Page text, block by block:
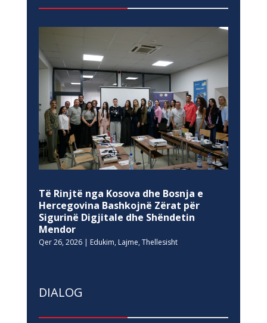
Të Rinjtë nga Kosova dhe Bosnja e
Hercegovina Bashkojnë Zërat për
Sigurinë Digjitale dhe Shëndetin
Mendor
Qer 26, 2026| Edukim, Lajme, Thellesisht
DIALOG